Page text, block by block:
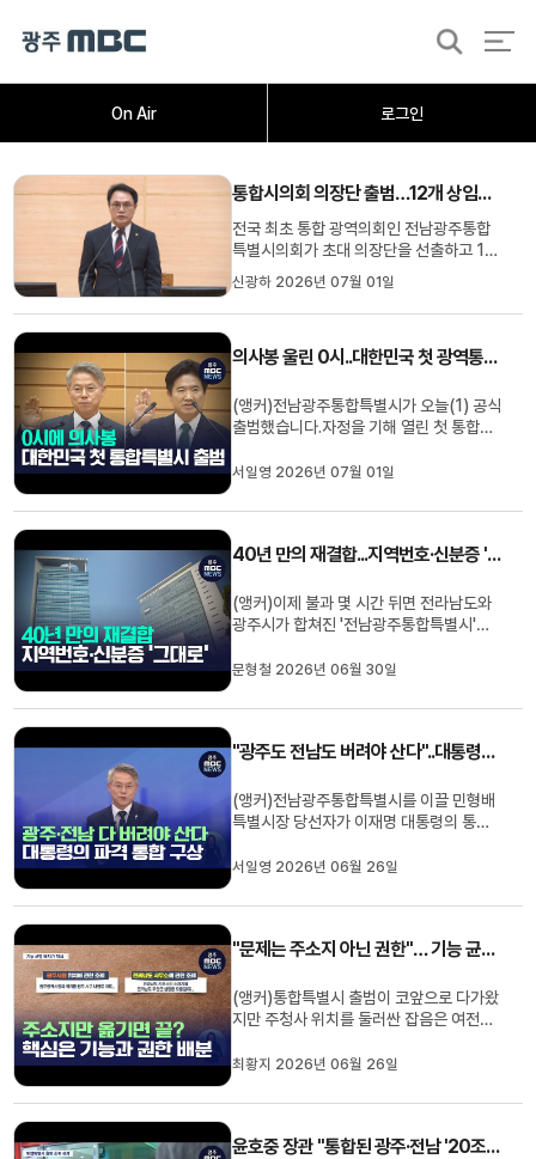
On Air 로그인
검
오늘의뉴스뉴스데스크 취재가시작되자
통합시의회 의장단 출범…12개 상임위 구성
전국 최초 통합 광역의회인 전남광주통합
특별시의회가 초대 의장단을 선출하고 12
개 상임위원회 체제를 갖추며 첫 원 구성을
마무리했습니다.통합시의회는 오늘(1) 옛
전남도의회에서제1차 본회의를 열어 4선
의원과 김문수 의원을 부의장으로 각각 선
신광하 2026년 07월 01일
의사봉 울린 0시..대한민국 첫 광역통합 특별시 출범
(앵커)전남광주통합특별시가 오늘(1) 공식
출범했습니다.자정을 기해 열린 첫 통합시
특별시장과 교육감이 취임 선서를 하며 대
다.서일영 기자입니다. (기자) "땅! 땅!
정통합, 전남광주통합특별시가...
서일영 2026년 07월 01일
40년 만의 재결합...지역번호·신분증 '그대로'
(앵커)이제 불과 몇 시간 뒤면 전라남도와
광주시가 합쳐진 '전남광주통합특별시'가
이 그대로 유지돼 시민들 생활에 큰 혼란은
의 소지를 최소화하는 것이 출범 초기 과제
자)40년 만의 재결합을 통해 ...
문형철 2026년 06월 30일
"광주도 전남도 버려야 산다"..대통령의 특별시 구상은?
(앵커)전남광주통합특별시를 이끌 민형배
특별시장 당선자가 이재명 대통령의 통합
공개했습니다.대통령은 "광주도, 전남도 버
지역 정착을 특히 힘주어 주문했습니다.서
을 이야기하던 민형배 당선인...
서일영 2026년 06월 26일
"문제는 주소지 아닌 권한"… 기능 균형 배치가 핵심
(앵커)통합특별시 출범이 코앞으로 다가왔
지만 주청사 위치를 둘러싼 잡음은 여전합
청사가 주청사의 법적 주소지가 될 가능성
옮겨질지는또 다른 문제입니다.최황지 기
사 주소지로순천 동부청사를 지...
최황지 2026년 06월 26일
윤호중 장관 "통합된 광주·전남 '20조 인센티브' 차질 없다"